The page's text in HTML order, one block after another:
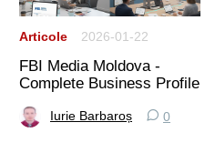
Articole 2026-01-22
FBI Media Moldova -
Complete Business Profile
Iurie Barbaroș 0